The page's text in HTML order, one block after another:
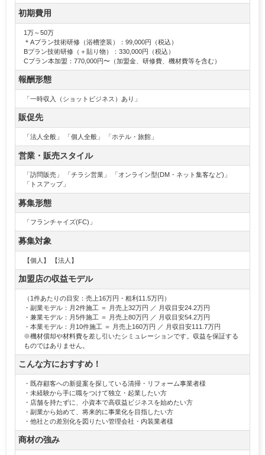
初期費用
1万～50万
＊Aプラン技術研修（浴槽塗装）：99,000円（税込）
Bプラン技術研修（＋貼り物）：330,000円（税込）
Cプラン本加盟：770,000円〜（加盟金、研修費、機材費等を含む）
報酬形態
「一時収入（ショットビジネス）あり」
販促先
「法人全般」 「個人全般」 「ホテル・旅館」
営業・販売スタイル
「訪問販売」 「チラシ営業」 「オンライン型(DM・ネット集客など)」
「トスアップ」
募集形態
「フランチャイズ(FC)」
募集対象
【個人】 【法人】
加盟店の収益モデル
（1件あたりの目安：売上16万円・粗利11.5万円）
・副業モデル：月2件施工 ＝ 月売上32万円 ／ 月収目安24.2万円
・兼業モデル：月5件施工 ＝ 月売上80万円 ／ 月収目安54.2万円
・本業モデル：月10件施工 ＝ 月売上160万円 ／ 月収目安111.7万円
※機材償却や材料費を差し引いたシミュレーションです。収益を保証する
ものではありません。
こんな方におすすめ！
・既存顧客への新提案を探している清掃・リフォーム事業者様
・未経験から手に職をつけて独立・起業したい方
・店舗を持たずに、小資本で高収益ビジネスを始めたい方
・副業から始めて、将来的に事業化を目指したい方
・他社との差別化を図りたい管理会社・内装業者様
商材の強み